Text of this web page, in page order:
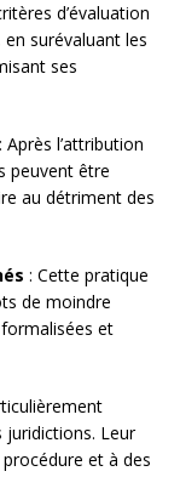
d’évaluation
surévaluant les
ses
: Après l’attribution
peuvent être
au détriment des
: Cette pratique
de moindre
et
Leur
et à des